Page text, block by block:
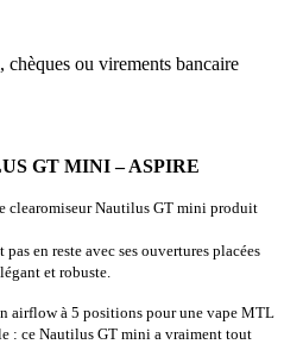
chèques ou virements bancaire
GT MINI – ASPIRE
clearomiseur Nautilus GT mini produit
en reste avec ses ouvertures placées
et robuste.
airflow à 5 positions pour une vape MTL
: ce Nautilus GT mini a vraiment tout